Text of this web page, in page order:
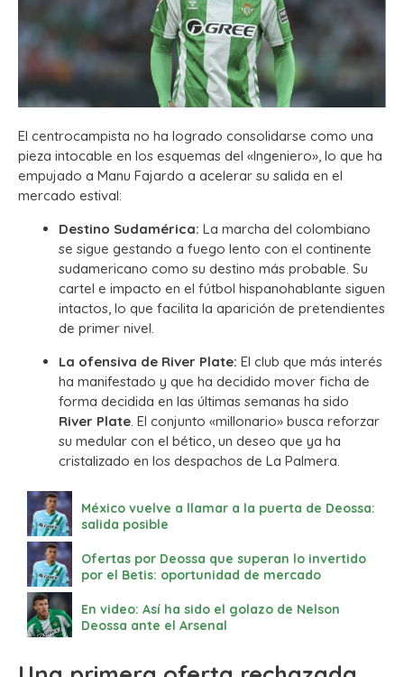
El centrocampista no ha logrado consolidarse como una
pieza intocable en los esquemas del «Ingeniero», lo que ha
empujado a Manu Fajardo a acelerar su salida en el
mercado estival:
Destino Sudamérica: La marcha del colombiano
se sigue gestando a fuego lento con el continente
sudamericano como su destino más probable. Su
cartel e impacto en el fútbol hispanohablante siguen
intactos, lo que facilita la aparición de pretendientes
de primer nivel.
La ofensiva de River Plate: El club que más interés
ha manifestado y que ha decidido mover ficha de
forma decidida en las últimas semanas ha sido
River Plate . El conjunto «millonario» busca reforzar
su medular con el bético, un deseo que ya ha
cristalizado en los despachos de La Palmera.
México vuelve a llamar a la puerta de Deossa:
salida posible
Ofertas por Deossa que superan lo invertido
por el Betis: oportunidad de mercado
En video: Así ha sido el golazo de Nelson
Deossa ante el Arsenal